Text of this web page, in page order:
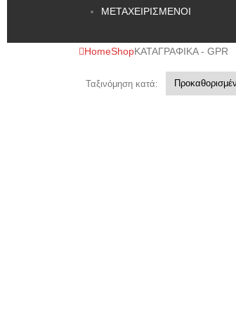
ΜΕΤΑΧΕΙΡΙΣΜΕΝΟΙ
HomeShopΚΑΤΑΓΡΑΦΙΚΑ - GPR
Ταξινόμηση κατά: